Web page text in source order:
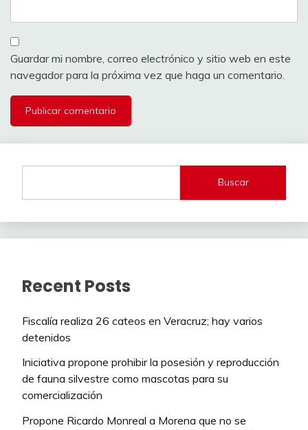
Guardar mi nombre, correo electrónico y sitio web en este
navegador para la próxima vez que haga un comentario.
Buscar
Recent Posts
Fiscalía realiza 26 cateos en Veracruz; hay varios
detenidos
Iniciativa propone prohibir la posesión y reproducción
de fauna silvestre como mascotas para su
comercialización
Propone Ricardo Monreal a Morena que no se